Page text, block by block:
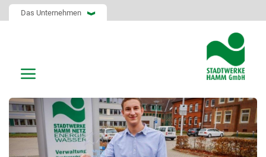
Das Unternehmen